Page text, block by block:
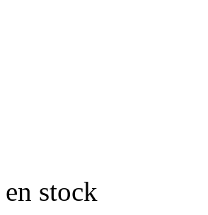
en stock